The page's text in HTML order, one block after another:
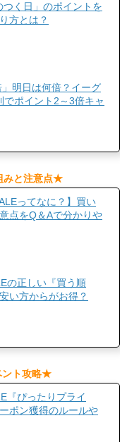
く日」のポイントを
方とは？
明日は何倍？イーグ
でポイント2～3倍キャ
みと注意点★
ってなに？】買い
点をQ＆Aで分かりや
の正しい『買う順
い方からがお得？
ント攻略★​
『ぴったりプライ
ポン獲得のルールや